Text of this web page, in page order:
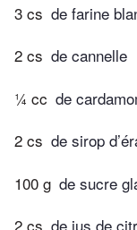
3 cs de farine
2 cs de cannelle
¼ cc de
2 cs de sirop
100 g de sucre
2 cs de jus de